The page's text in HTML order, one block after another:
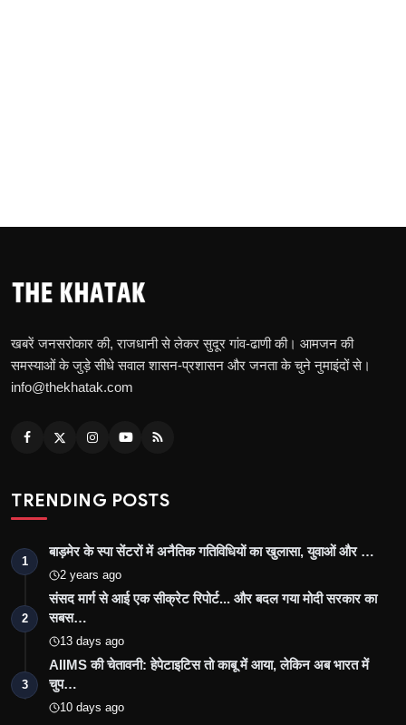
खबरें जनसरोकार की, राजधानी से लेकर सुदूर गांव-ढाणी की। आमजन की
समस्याओं के जुड़े सीधे सवाल शासन-प्रशासन और जनता के चुने नुमाइंदों से।
info@thekhatak.com
TRENDING POSTS
1
बाड़मेर के स्पा सेंटरों में अनैतिक गतिविधियों का खुलासा, युवाओं और …
2 years ago
2
संसद मार्ग से आई एक सीक्रेट रिपोर्ट... और बदल गया मोदी सरकार का
सबस…
13 days ago
3
AIIMS की चेतावनी: हेपेटाइटिस तो काबू में आया, लेकिन अब भारत में
चुप…
10 days ago